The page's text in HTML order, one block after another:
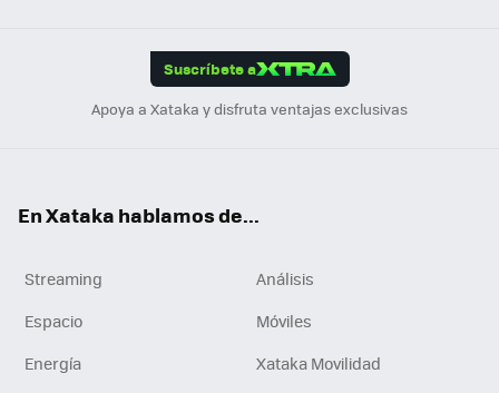
Suscríbete a
Apoya a Xataka y disfruta ventajas exclusivas
En Xataka hablamos de...
Streaming
Análisis
Espacio
Móviles
Energía
Xataka Movilidad